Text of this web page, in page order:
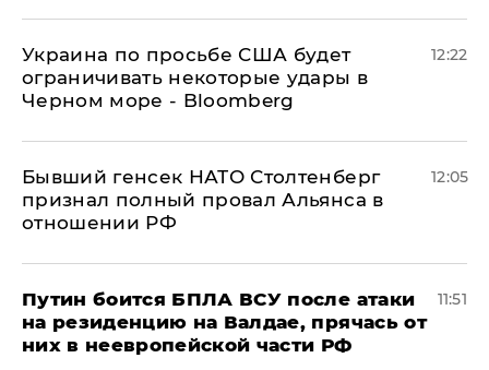
Украина по просьбе США будет
ограничивать некоторые удары в
Черном море - Bloomberg
12:22
Бывший генсек НАТО Столтенберг
признал полный провал Альянса в
отношении РФ
12:05
Путин боится БПЛА ВСУ после атаки
на резиденцию на Валдае, прячась от
них в неевропейской части РФ
11:51